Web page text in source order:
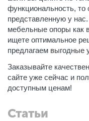
функциональность, то
представленную у
мебельные опоры как
ищете оптимальное
предлагаем выгодные
Заказывайте
сайте уже сейчас и
доступным ценам!
Статьи